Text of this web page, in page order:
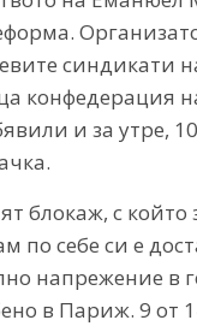
синдикати
конфедерация
и за утре,
блокаж, с който
по себе си е
напрежение в
в Париж. 9 от